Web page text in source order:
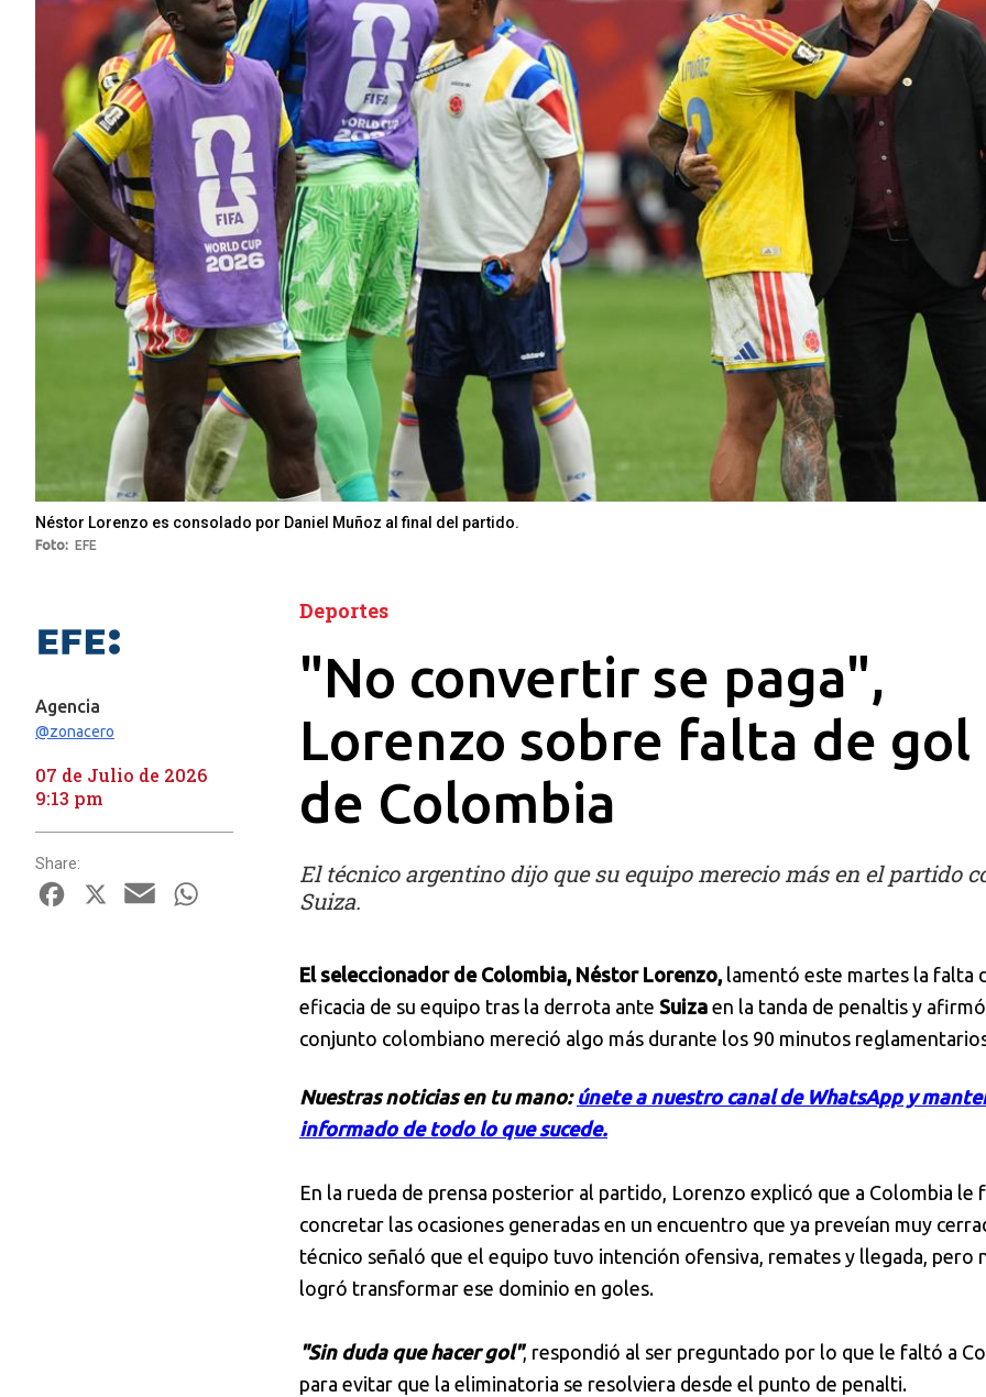
Néstor Lorenzo es consolado por Daniel Muñoz al final del partido.
Foto EFE
Agencia
@zonacero
07 de Julio de 2026
9:13 pm
Share:
Facebook
X EmailWhatsApp
Deportes
"No convertir se paga",
Lorenzo sobre falta de gol
de Colombia
El técnico argentino dijo que su equipo merecio más en el partido
Suiza.
El seleccionador de Colombia, Néstor Lorenzo, lamentó este martes la falta
eficacia de su equipo tras la derrota ante Suiza en la tanda de penaltis y
conjunto colombiano mereció algo más durante los 90 minutos
Nuestras noticias en tu mano: únete a nuestro canal de WhatsApp y
informado de todo lo que sucede.
En la rueda de prensa posterior al partido, Lorenzo explicó que a Colombia le
concretar las ocasiones generadas en un encuentro que ya preveían muy
técnico señaló que el equipo tuvo intención ofensiva, remates y llegada, pero
logró transformar ese dominio en goles.
"Sin duda que hacer gol", respondió al ser preguntado por lo que le faltó a
para evitar que la eliminatoria se resolviera desde el punto de penalti.